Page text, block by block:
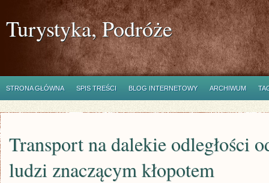
Turystyka, Podróże
STRONA GŁÓWNA SPIS TREŚCI BLOG INTERNETOWY ARCHIWUM
Transport na dalekie odległości
ludzi znaczącym kłopotem